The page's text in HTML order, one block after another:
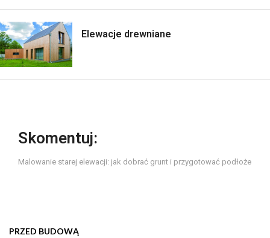
Elewacje drewniane
Skomentuj:
Malowanie starej elewacji: jak dobrać grunt i przygotować podłoże
PRZED BUDOWĄ